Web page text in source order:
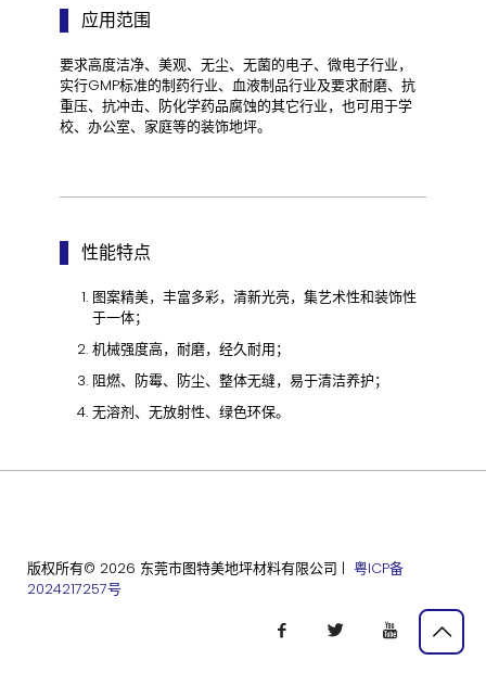
应用范围
要求高度洁净、美观、无尘、无菌的电子、微电子行业，
实行GMP标准的制药行业、血液制品行业及要求耐磨、抗
重压、抗冲击、防化学药品腐蚀的其它行业，也可用于学
校、办公室、家庭等的装饰地坪。
性能特点
图案精美，丰富多彩，清新光亮，集艺术性和装饰性
于一体；
机械强度高，耐磨，经久耐用；
阻燃、防霉、防尘、整体无缝，易于清洁养护；
无溶剂、无放射性、绿色环保。
版权所有© 2026 东莞市图特美地坪材料有限公司 |粤ICP备
2024217257号